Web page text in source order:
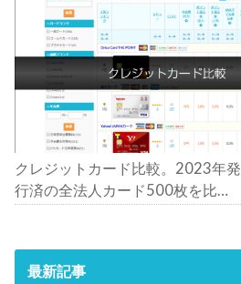
クレジットカード比較。2023年発
行済の全法人カード500枚を比
最新記事